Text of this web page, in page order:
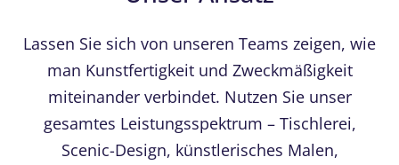
Lassen Sie sich von unseren Teams zeigen, wie
man Kunstfertigkeit und Zweckmäßigkeit
miteinander verbindet. Nutzen Sie unser
gesamtes Leistungsspektrum – Tischlerei,
Scenic-Design, künstlerisches Malen,